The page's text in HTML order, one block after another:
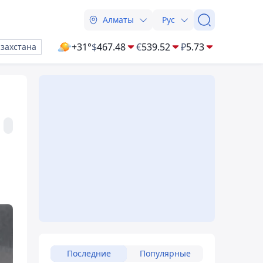
Алматы Рус
+31°$467.48 €539.52 ₽5.73
Последние Популярные